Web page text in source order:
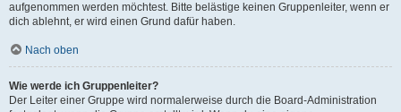
aufgenommen werden möchtest. Bitte belästige keinen Gruppenleiter, wenn er
dich ablehnt, er wird einen Grund dafür haben.
Nach oben
Wie werde ich Gruppenleiter?
Der Leiter einer Gruppe wird normalerweise durch die Board-Administration